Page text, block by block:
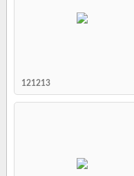
121213